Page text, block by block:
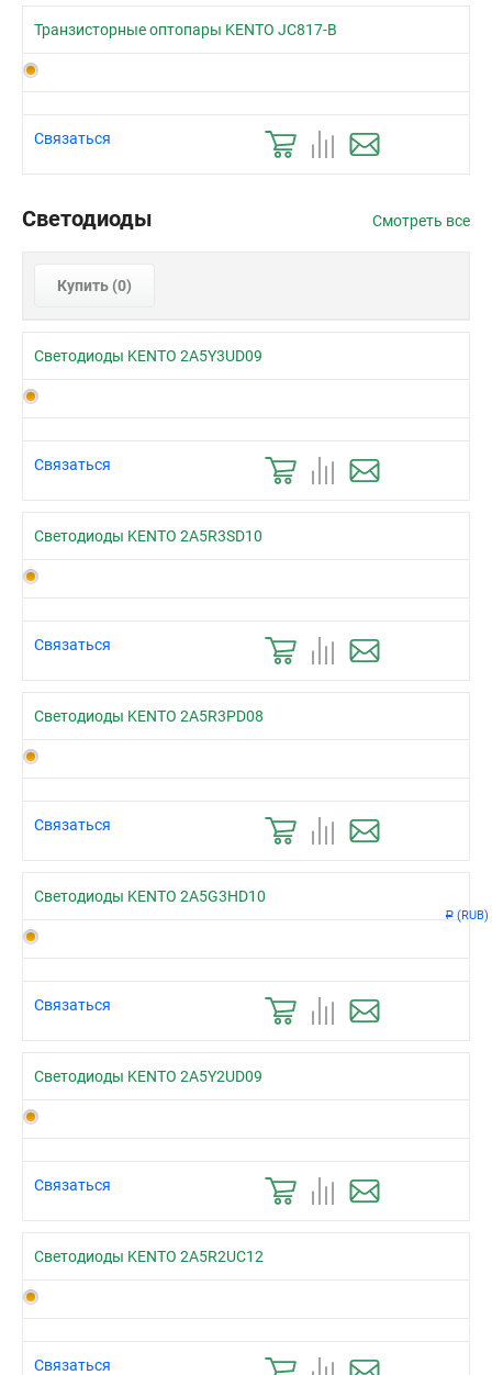
Р (RUB)
Транзисторные оптопары KENTO JC817-B
Связаться
Светодиоды Смотреть все
Купить (0)
Светодиоды KENTO 2A5Y3UD09
Связаться
Светодиоды KENTO 2A5R3SD10
Связаться
Светодиоды KENTO 2A5R3PD08
Связаться
Светодиоды KENTO 2A5G3HD10
Связаться
Светодиоды KENTO 2A5Y2UD09
Связаться
Светодиоды KENTO 2A5R2UC12
Связаться